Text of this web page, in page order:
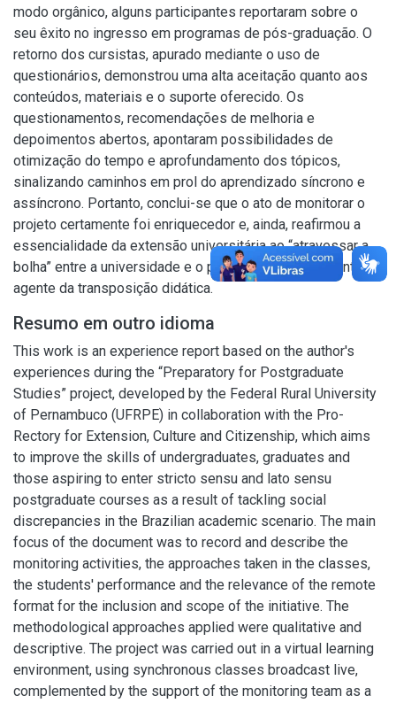
modo orgânico, alguns participantes reportaram sobre o
seu êxito no ingresso em programas de pós-graduação. O
retorno dos cursistas, apurado mediante o uso de
questionários, demonstrou uma alta aceitação quanto aos
conteúdos, materiais e o suporte oferecido. Os
questionamentos, recomendações de melhoria e
depoimentos abertos, apontaram possibilidades de
otimização do tempo e aprofundamento dos tópicos,
sinalizando caminhos em prol do aprendizado síncrono e
assíncrono. Portanto, conclui-se que o ato de monitorar o
projeto certamente foi enriquecedor e, ainda, reafirmou a
essencialidade da extensão universitária ao “atravessar a
bolha” entre a universidade e o público externo enquanto
agente da transposição didática.
Resumo em outro idioma
This work is an experience report based on the author's
experiences during the “Preparatory for Postgraduate
Studies” project, developed by the Federal Rural University
of Pernambuco (UFRPE) in collaboration with the Pro-
Rectory for Extension, Culture and Citizenship, which aims
to improve the skills of undergraduates, graduates and
those aspiring to enter stricto sensu and lato sensu
postgraduate courses as a result of tackling social
discrepancies in the Brazilian academic scenario. The main
focus of the document was to record and describe the
monitoring activities, the approaches taken in the classes,
the students' performance and the relevance of the remote
format for the inclusion and scope of the initiative. The
methodological approaches applied were qualitative and
descriptive. The project was carried out in a virtual learning
environment, using synchronous classes broadcast live,
complemented by the support of the monitoring team as a